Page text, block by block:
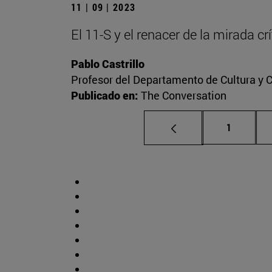
11 | 09 | 2023
El 11-S y el renacer de la mirada
Pablo Castrillo
Profesor del Departamento de Cultura y
Publicado en: The Conversation
Página
1